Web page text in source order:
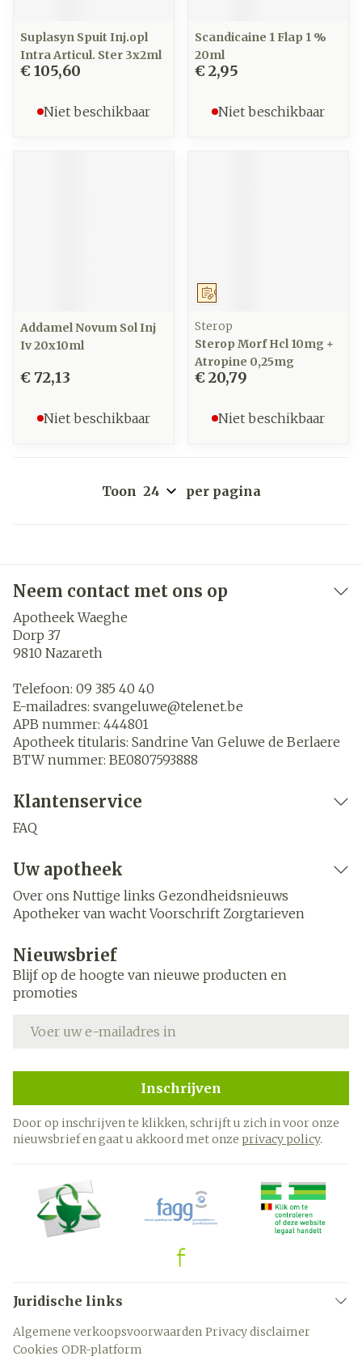
Suplasyn Spuit Inj.opl
Intra Articul. Ster 3x2ml
€ 105,60
Niet beschikbaar
Scandicaine 1 Flap 1 %
20ml
€ 2,95
Niet beschikbaar
Addamel Novum Sol Inj
Iv 20x10ml
€ 72,13
Niet beschikbaar
Op voorschrift
Sterop
Sterop Morf Hcl 10mg +
Atropine 0,25mg
€ 20,79
Niet beschikbaar
Toon per pagina
Neem contact met ons op
Apotheek Waeghe
Dorp 37
9810 Nazareth
Telefoon: 09 385 40 40
E-mailadres: svangeluwe@telenet.be
APB nummer: 444801
Apotheek titularis: Sandrine Van Geluwe de Berlaere
BTW nummer: BE0807593888
Klantenservice
FAQ
Uw apotheek
Over ons Nuttige links Gezondheidsnieuws
Apotheker van wacht Voorschrift Zorgtarieven
Nieuwsbrief
Blijf op de hoogte van nieuwe producten en
promoties
Inschrijven
Door op inschrijven te klikken, schrijft u zich in voor onze
nieuwsbrief en gaat u akkoord met onze privacy policy.
Juridische links
Algemene verkoopsvoorwaarden Privacy disclaimer
Cookies ODR-platform